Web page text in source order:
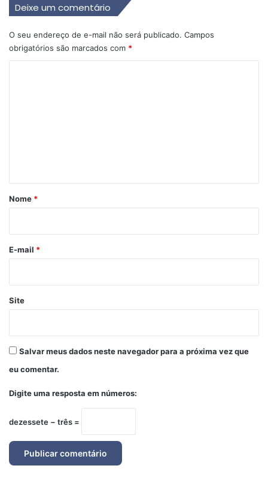
Deixe um comentário
O seu endereço de e-mail não será publicado. Campos
obrigatórios são marcados com *
r
*
Nome *
E-mail *
Site
Salvar meus dados neste navegador para a próxima vez que
eu comentar.
Digite uma resposta em números:
dezessete − três =